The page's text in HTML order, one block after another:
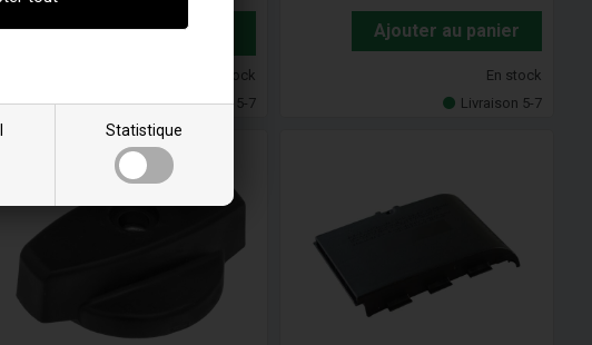
Statistique
Ajouter au
En stock
Livraison 5-7
Ajouter au panier
En stock
Livraison 5-7